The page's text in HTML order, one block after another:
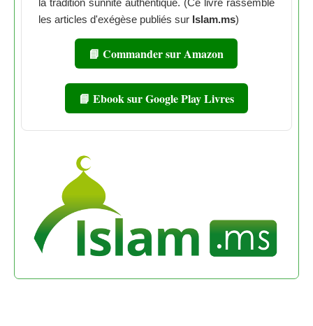
la tradition sunnite authentique. (Ce livre rassemble
les articles d'exégèse publiés sur Islam.ms)
📘 Commander sur Amazon
📘 Ebook sur Google Play Livres